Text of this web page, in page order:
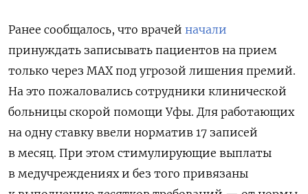
Ранее сообщалось, что врачей начали
принуждать записывать пациентов на прием
только через МАX под угрозой лишения премий.
На это пожаловались сотрудники клинической
больницы скорой помощи Уфы. Для работающих
на одну ставку ввели норматив 17 записей
в месяц. При этом стимулирующие выплаты
в медучреждениях и без того привязаны